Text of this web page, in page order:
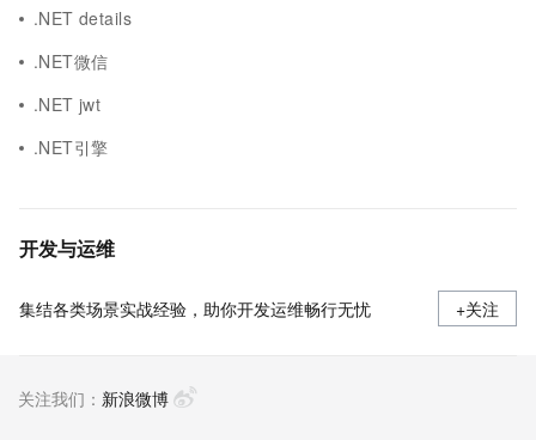
.NET details
.NET微信
.NET jwt
.NET引擎
开发与运维
集结各类场景实战经验，助你开发运维畅行无忧 +关注
关注我们： 新浪微博